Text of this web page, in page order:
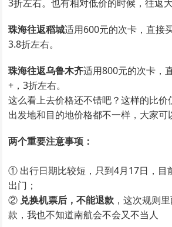
3折左右。也有相对低价的时候，往返
珠海往返稻城适用600元的次卡，直接
3.8折左右。
珠海往返乌鲁木齐适用800元的次卡，
+，3折左右。
这么看上去价格还不错吧？这样的比价
出发地和目的地价格都不一样，大家可
两个重要注意事项：
① 出行日期比较短，只到4月17日，目
出门；
② 兑换机票后，不能退款 ，这次规则
款，我也不知道南航会不会又不当人